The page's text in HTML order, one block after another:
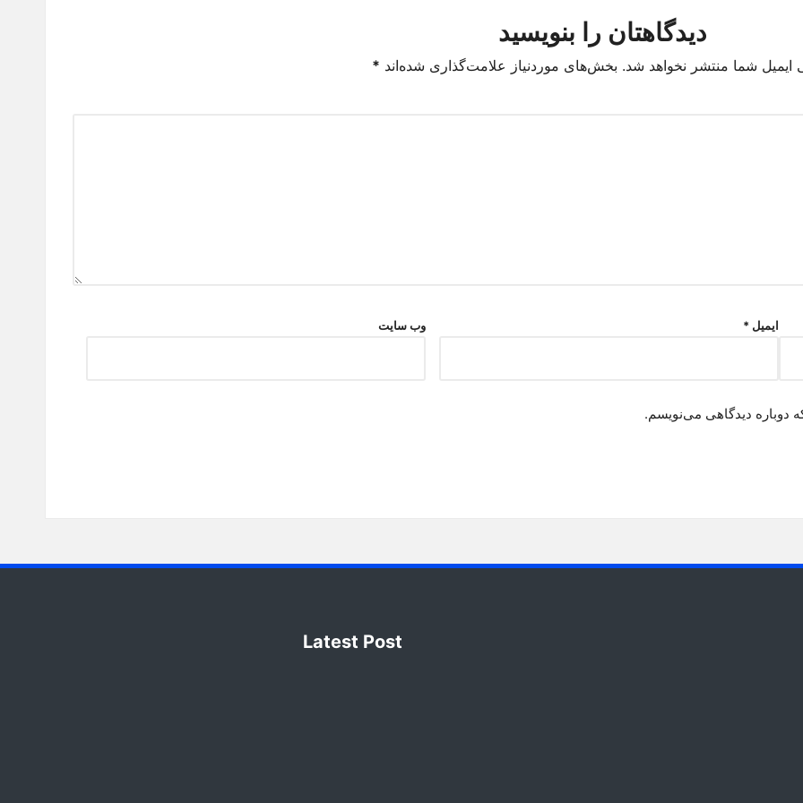
دیدگاهتان را بنویسید
ایمیل شما منتشر نخواهد شد. بخش‌های موردنیاز علامت‌گذاری شده‌اند *
ایمیل * وب‌ سایت
دوباره دیدگاهی می‌نویسم.
Latest Post